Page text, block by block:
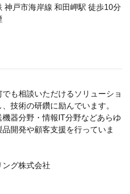
神戸市海岸線 和田岬駅 徒歩10分
でも相談いただけるソリューショ
技術の研鑽に励んでいます。
器分野・情報IT分野などあらゆ
開発や顧客支援を行っていま
グ株式会社